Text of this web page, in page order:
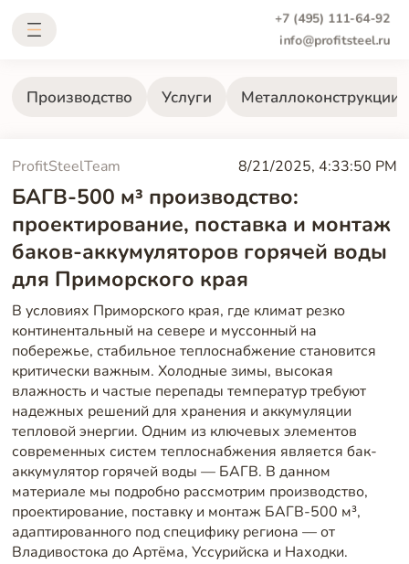
+7 (495) 111-64-92
info@profitsteel.ru
Производство Услуги Металлоконструкции
ProfitSteelTeam 8/21/2025, 4:33:50 PM
БАГВ-500 м³ производство:
проектирование, поставка и монтаж
баков-аккумуляторов горячей воды
для Приморского края
В условиях Приморского края, где климат резко
континентальный на севере и муссонный на
побережье, стабильное теплоснабжение становится
критически важным. Холодные зимы, высокая
влажность и частые перепады температур требуют
надежных решений для хранения и аккумуляции
тепловой энергии. Одним из ключевых элементов
современных систем теплоснабжения является бак-
аккумулятор горячей воды — БАГВ. В данном
материале мы подробно рассмотрим производство,
проектирование, поставку и монтаж БАГВ-500 м³,
адаптированного под специфику региона — от
Владивостока до Артёма, Уссурийска и Находки.